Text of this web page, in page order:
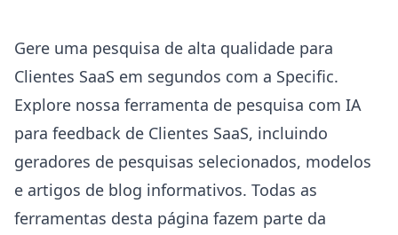
Gere uma pesquisa de alta qualidade para
Clientes SaaS em segundos com a Specific.
Explore nossa ferramenta de pesquisa com IA
para feedback de Clientes SaaS, incluindo
geradores de pesquisas selecionados, modelos
e artigos de blog informativos. Todas as
ferramentas desta página fazem parte da